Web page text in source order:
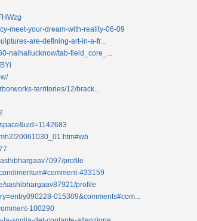
meet-your-dream-with-reality-06-09
are-defining-art-in-a-fr...
naihallucknow/tab-field_core_...
territories/12/brack...
20061030_01.htm#wb
profile
433159
sashibhargaav87921/profile
015309&comments#com...
100290